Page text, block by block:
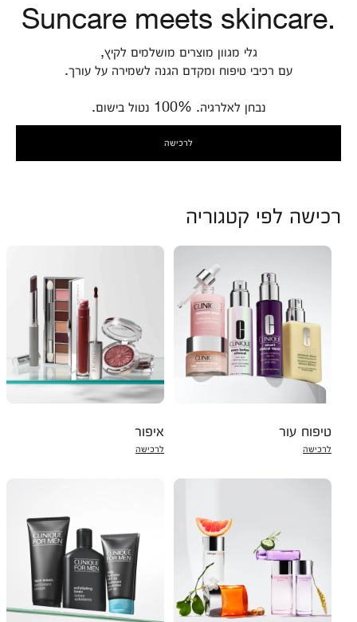
Suncare meets skincare.
גלי מגוון מוצרים מושלמים לקיץ,
עם רכיבי טיפוח ומקדם הגנה לשמירה על עורך.
נבחן לאלרגיה. 100% נטול בישום.
לרכישה
רכישה לפי קטגוריה
טיפוח עור
לרכישה
איפור
לרכישה